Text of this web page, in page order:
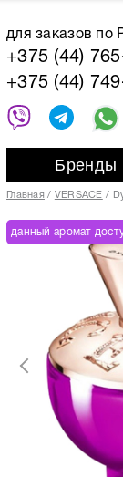
для заказов по
+375 (44)
+375 (44)
Бренды
Главная VERSACE
данный аромат